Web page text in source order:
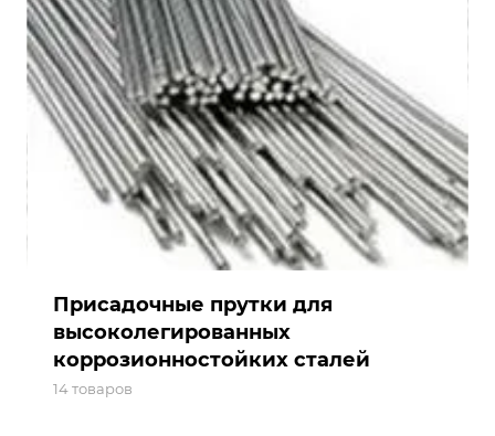
Присадочные прутки для
высоколегированных
коррозионностойких сталей
14 товаров